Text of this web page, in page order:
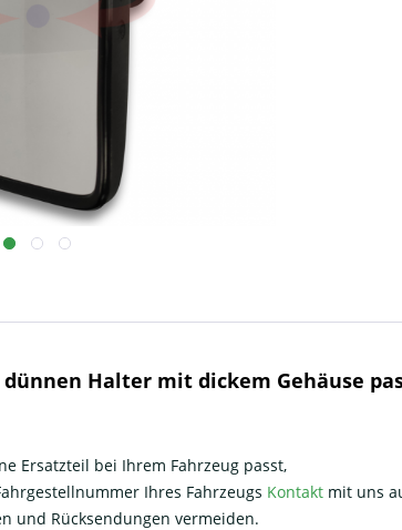
Halter mit dickem Gehäuse
Ersatzteil bei Ihrem Fahrzeug passt,
Ihres Fahrzeugs Kontakt mit uns
und Rücksendungen vermeiden.